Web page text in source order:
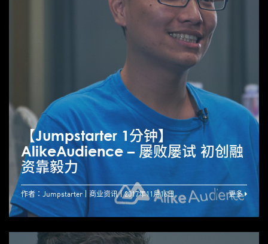
【Jumpstarter 1分钟】
AlikeAudience – 屡败屡试 初创融
资靠毅力
作者：Jumpstarter 商业资讯 2017年11月16日 更多